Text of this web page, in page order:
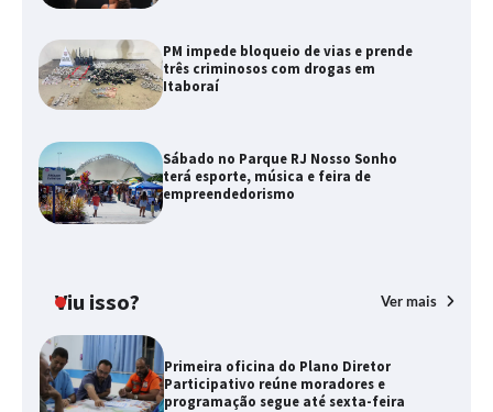
PM impede bloqueio de vias e prende
três criminosos com drogas em
Itaboraí
Sábado no Parque RJ Nosso Sonho
terá esporte, música e feira de
empreendedorismo
Viu isso? Ver mais
Primeira oficina do Plano Diretor
Participativo reúne moradores e
programação segue até sexta-feira